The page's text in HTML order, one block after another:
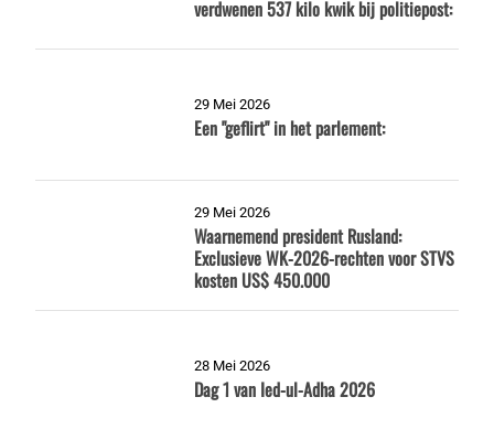
verdwenen 537 kilo kwik bij politiepost:
29 Mei 2026
Een "geflirt" in het parlement:
29 Mei 2026
Waarnemend president Rusland:
Exclusieve WK-2026-rechten voor STVS
kosten US$ 450.000
28 Mei 2026
Dag 1 van Ied-ul-Adha 2026